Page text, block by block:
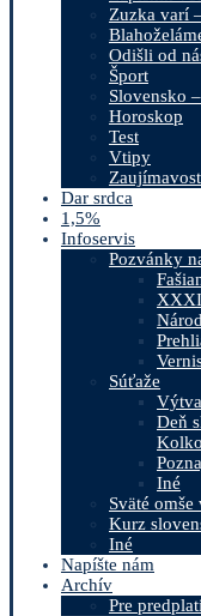
Zuzka varí
Odišli od
Šport
Slovensko
Horoskop
Test
Vtipy
Dar srdca
1,5%
Infoservis
Pozvánky
Súťaže
Deň
Iné
Sväté
Kurz
Iné
Napíšte nám
Archív
Pre